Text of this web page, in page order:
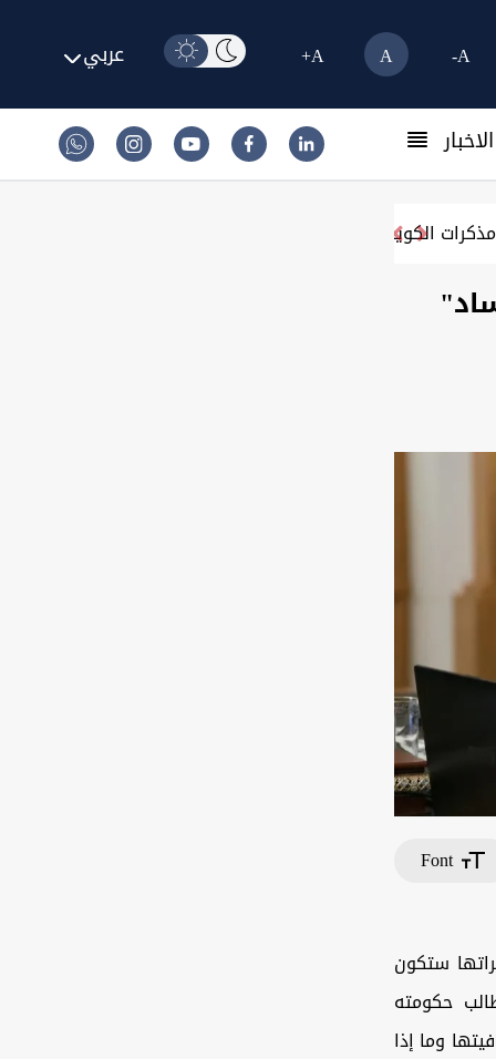
A-
A
A+ عربي
Font
ستكون
حكومته
وما إذا